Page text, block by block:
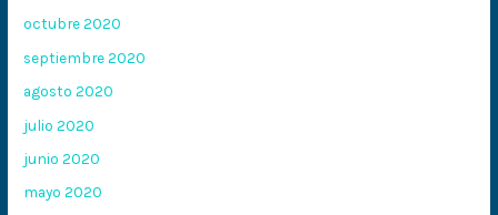
octubre 2020
septiembre 2020
agosto 2020
julio 2020
junio 2020
mayo 2020